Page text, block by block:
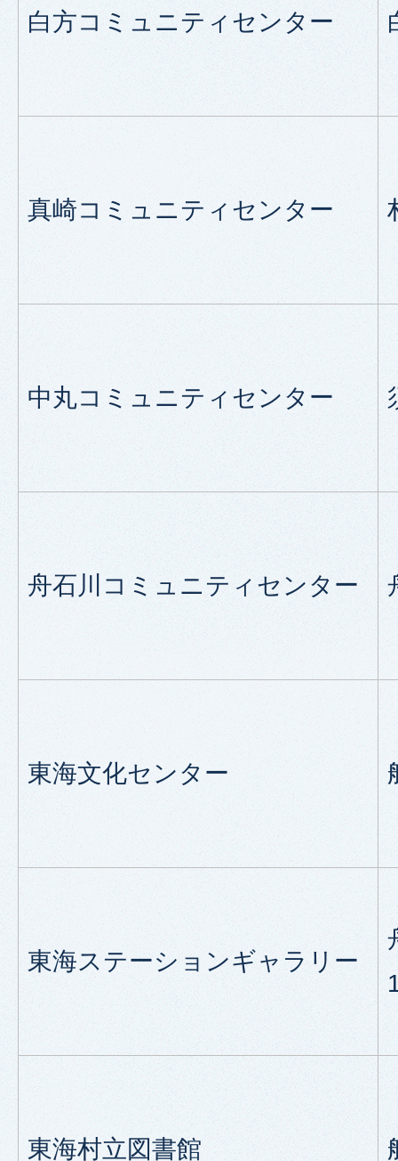
白方コミュニティセンター
真崎コミュニティセンター
中丸コミュニティセンター
舟石川コミュニティセンター
東海文化センター
東海ステーションギャラリー
東海村立図書館